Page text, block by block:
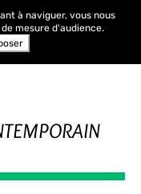
à naviguer, vous nous
mesure d'audience.